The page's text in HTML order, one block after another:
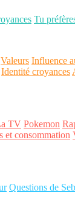
Tu
Valeurs Influence
Identité croyances
TV Pokemon
et consommation
Questions de